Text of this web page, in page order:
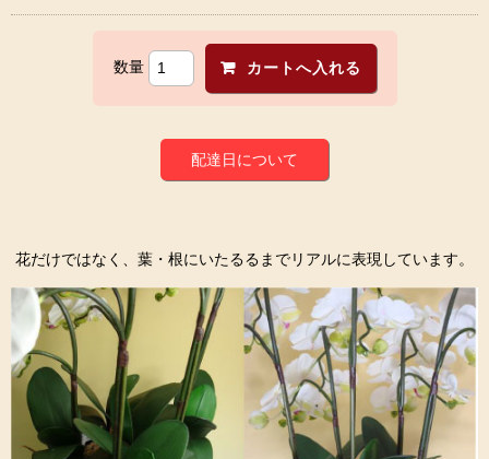
数量
配達日について
花だけではなく、葉・根にいたるるまでリアルに表現しています。